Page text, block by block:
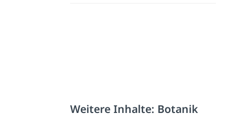
Weitere Inhalte: Botanik